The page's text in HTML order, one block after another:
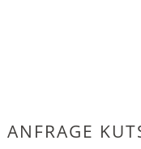
ANFRAGE